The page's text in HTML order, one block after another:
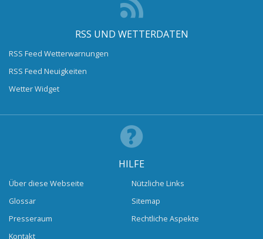
RSS UND WETTERDATEN
RSS Feed Wetterwarnungen
RSS Feed Neuigkeiten
Wetter Widget
HILFE
Über diese Webseite
Glossar
Presseraum
Kontakt
Nützliche Links
Sitemap
Rechtliche Aspekte